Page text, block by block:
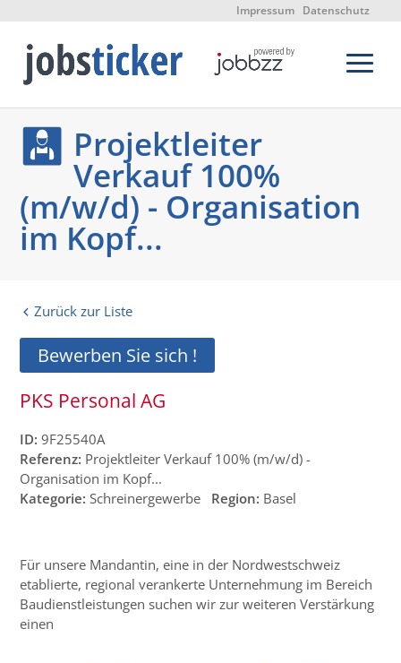
Impressum Datenschutz
Projektleiter
Verkauf 100%
(m/w/d) - Organisation
im Kopf...
Zurück zur Liste
Bewerben Sie sich !
PKS Personal AG
ID: 9F25540A
Referenz: Projektleiter Verkauf 100% (m/w/d) -
Organisation im Kopf...
Kategorie: Schreinergewerbe Region: Basel
Für unsere Mandantin, eine in der Nordwestschweiz
etablierte, regional verankerte Unternehmung im Bereich
Baudienstleistungen suchen wir zur weiteren Verstärkung
einen